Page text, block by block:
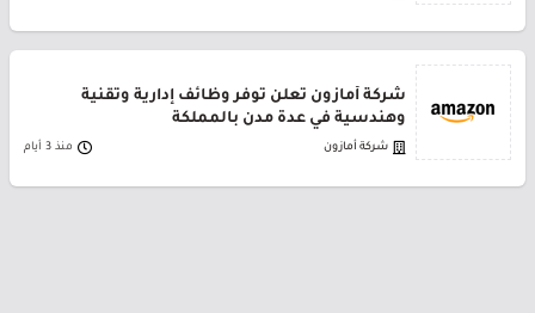
شركة أمازون تعلن توفر وظائف إدارية وتقنية
وهندسية في عدة مدن بالمملكة
شركة أمازون منذ 3 أيام